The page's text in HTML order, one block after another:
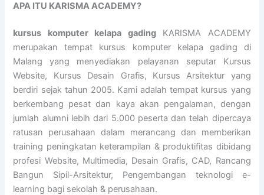
APA ITU KARISMA ACADEMY?
kursus komputer kelapa gadingKARISMA ACADEMY
merupakan tempat kursus komputer kelapa gading di
Malang yang menyediakan pelayanan seputar Kursus
Website, Kursus Desain Grafis, Kursus Arsitektur yang
berdiri sejak tahun 2005. Kami adalah tempat kursus yang
berkembang pesat dan kaya akan pengalaman, dengan
jumlah alumni lebih dari 5.000 peserta dan telah dipercaya
ratusan perusahaan dalam merancang dan memberikan
training peningkatan keterampilan & produktifitas dibidang
profesi Website, Multimedia, Desain Grafis, CAD, Rancang
Bangun Sipil-Arsitektur, Pengembangan teknologi e-
learning bagi sekolah & perusahaan.